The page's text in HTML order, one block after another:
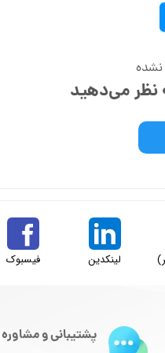
نشده
نظر می‌دهید
لینکدین فیسبوک
پشتیبانی و مشاوره